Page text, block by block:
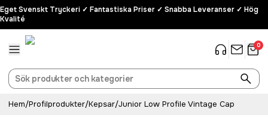
Eget Svenskt Tryckeri ✓ Fantastiska Priser ✓ Snabba Leveranser ✓ Hög
Kvalité
0
Hem/Profilprodukter/Kepsar/Junior Low Profile Vintage Cap